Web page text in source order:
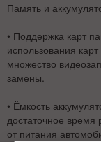
Память и
• Поддержка карт
использования
множество
замены.
• Ёмкость
достаточное время
от питания